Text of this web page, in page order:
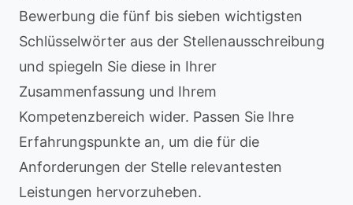
Bewerbung die fünf bis sieben wichtigsten
Schlüsselwörter aus der Stellenausschreibung
und spiegeln Sie diese in Ihrer
Zusammenfassung und Ihrem
Kompetenzbereich wider. Passen Sie Ihre
Erfahrungspunkte an, um die für die
Anforderungen der Stelle relevantesten
Leistungen hervorzuheben.